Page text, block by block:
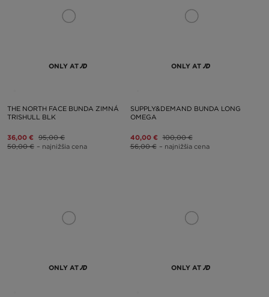
ONLY AT
THE NORTH FACE BUNDA ZIMNÁ
TRISHULL BLK
36,00 € 95,00 €
50,00 € – najnižšia cena
ONLY AT
SUPPLY&DEMAND BUNDA LONG
OMEGA
40,00 € 100,00 €
56,00 € – najnižšia cena
ONLY AT ONLY AT